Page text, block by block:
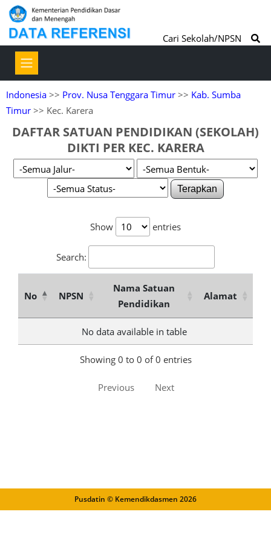
Cari Sekolah/NPSN
Indonesia >> Prov. Nusa Tenggara Timur >> Kab. Sumba
Timur >> Kec. Karera
DAFTAR SATUAN PENDIDIKAN (SEKOLAH)
DIKTI PER KEC. KARERA
Terapkan
Show entries
Search:
No NPSN
Nama Satuan
Pendidikan
Alamat
No data available in table
Showing 0 to 0 of 0 entries
Previous Next
Pusdatin © Kemendikdasmen 2026